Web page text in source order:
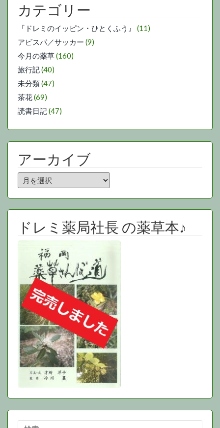
カテゴリー
『ドレミのイッピン・ひとくふう』
(11)
アビスパ／サッカー (9)
今月の薬草(160)
旅行記(40)
未分類(47)
茶花(69)
読書日記(47)
アーカイブ
ア
ー
カ
イ
ドレミ薬局社長 の薬草本♪